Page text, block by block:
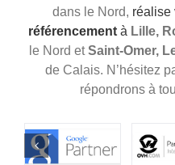
dans le Nord, réalise
référencementà Lille,
le Nord etSaint-Omer,
de Calais. N’hésitez
répondrons à